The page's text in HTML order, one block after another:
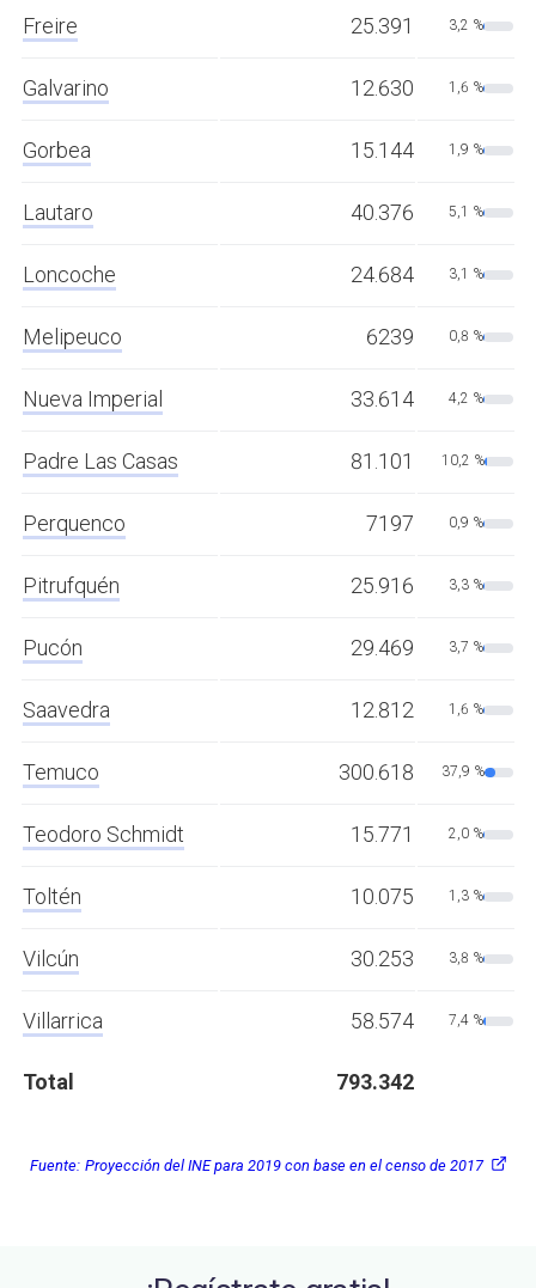
Freire 25.391 3,2 %
Galvarino 12.630 1,6 %
Gorbea 15.144 1,9 %
Lautaro 40.376 5,1 %
Loncoche 24.684 3,1 %
Melipeuco 6239 0,8 %
Nueva Imperial 33.614 4,2 %
Padre Las Casas 81.101 10,2 %
Perquenco 7197 0,9 %
Pitrufquén 25.916 3,3 %
Pucón 29.469 3,7 %
Saavedra 12.812 1,6 %
Temuco 300.618 37,9 %
Teodoro Schmidt 15.771 2,0 %
Toltén 10.075 1,3 %
Vilcún 30.253 3,8 %
Villarrica 58.574 7,4 %
Total 793.342
Fuente: Proyección del INE para 2019 con base en el censo de 2017